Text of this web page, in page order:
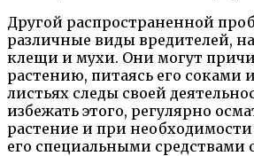
Другой распространенной
различные виды вредителей,
клещи и мухи. Они могут
растению, питаясь его соками
листьях следы своей
избежать этого, регулярно
растение и при
его специальными средствами